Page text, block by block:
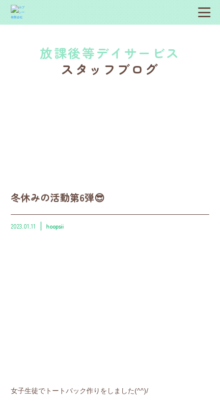
放課後等デイサービス
スタッフブログ
冬休みの活動第6弾😎
2023.01.11 hoopsii
女子生徒でトートバック作りをしました(^^)/